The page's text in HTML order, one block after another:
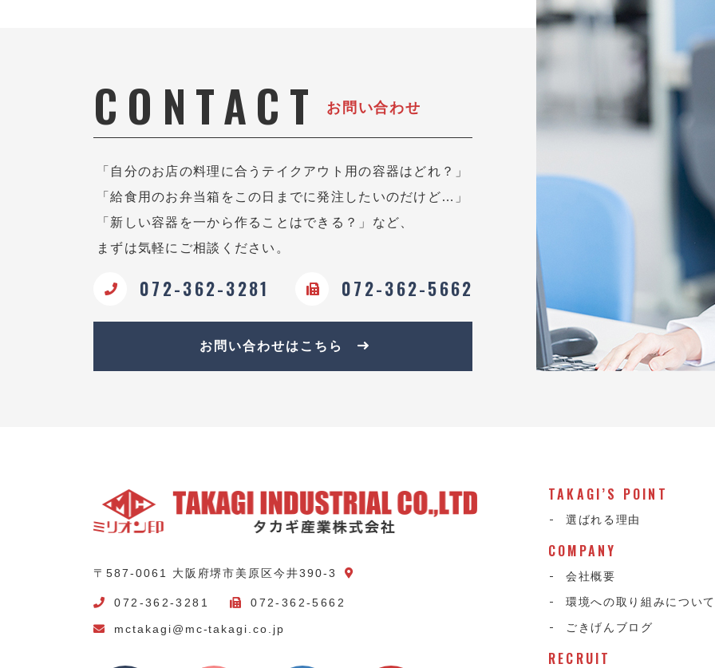
CONTACT お問い合わせ
「自分のお店の料理に合うテイクアウト用の容器はどれ？」
「給食用のお弁当箱をこの日までに発注したいのだけど…」
「新しい容器を一から作ることはできる？」など、
まずは気軽にご相談ください。
072-362-3281 072-362-5662
お問い合わせはこちら
〒587-0061 大阪府堺市美原区今井390-3
072-362-3281 072-362-5662
mctakagi@mc-takagi.co.jp
TAKAGI’S POINT
選ばれる理由
COMPANY
会社概要
環境への取り組みについ
ごきげんブログ
RECRUIT